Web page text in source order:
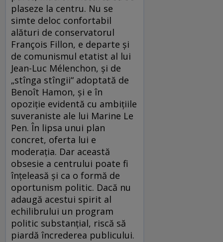
plaseze la centru. Nu se
simte deloc confortabil
alături de conservatorul
François Fillon, e departe şi
de comunismul etatist al lui
Jean-Luc Mélenchon, şi de
„stînga stîn­gii“ adoptată de
Benoît Hamon, şi e în
opoziţie evidentă cu ambiţiile
suveraniste ale lui Marine Le
Pen. În lipsa unui plan
concret, oferta lui e
moderaţia. Dar această
obsesie a centrului poate fi
înţeleasă şi ca o formă de
oportunism politic. Dacă nu
adaugă acestui spirit al
echilibrului un program
politic substanţial, riscă să
piardă încrederea publicului.